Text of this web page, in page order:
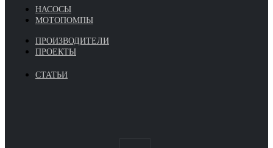
НАСОСЫ
МОТОПОМПЫ
ПРОИЗВОДИТЕЛИ
ПРОЕКТЫ
СТАТЬИ